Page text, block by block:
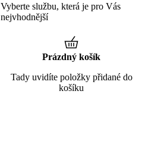
Vyberte službu, která je pro Vás
nejvhodnější
Prázdný košík
Tady uvidíte položky přidané do
košíku